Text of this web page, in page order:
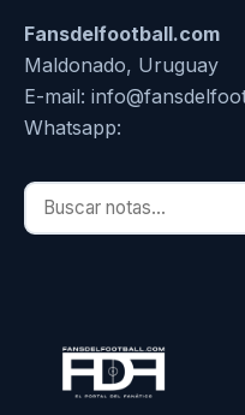
Fansdelfootball.com
Maldonado, Uruguay
E-mail:
Whatsapp:
Buscar notas